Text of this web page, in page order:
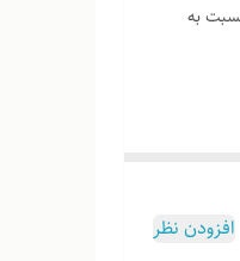
به
افزودن نظر